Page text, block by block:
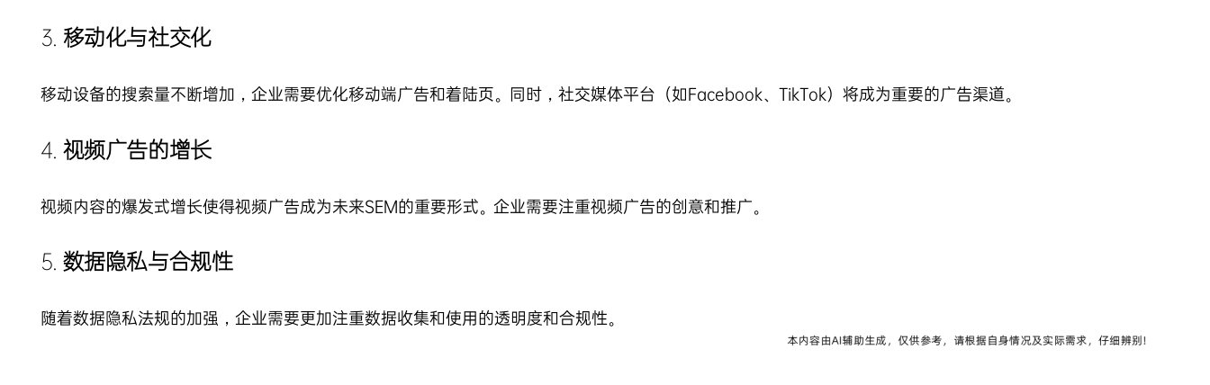
3. 移动化与社交化
移动设备的搜索量不断增加，企业需要优化移动端广告和着陆页。同时，社交媒体平台（如Facebook、TikTok）将成为重要的广告渠道。
4. 视频广告的增长
视频内容的爆发式增长使得视频广告成为未来SEM的重要形式。企业需要注重视频广告的创意和推广。
5. 数据隐私与合规性
随着数据隐私法规的加强，企业需要更加注重数据收集和使用的透明度和合规性。